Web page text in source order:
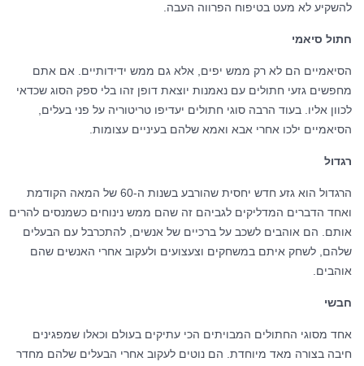
להשקיע לא מעט בטיפוח הפרווה העבה.
חתול סיאמי
הסיאמיים הם לא רק ממש יפים, אלא גם ממש ידידותיים. אם אתם
מחפשים גזעי חתולים עם נאמנות יוצאת דופן זהו בלי ספק הסוג שכדאי
לכוון אליו. בעוד הרבה סוגי חתולים יעדיפו טריטוריה על פני בעלים,
הסיאמיים ילכו אחרי אבא ואמא שלהם בעיניים עצומות.
רגדול
הרגדול הוא גזע חדש יחסית שהורבע בשנות ה-60 של המאה הקודמת
ואחד הדברים המדליקים לגביהם זה שהם ממש נינוחים כשמנסים להרים
אותם. הם אוהבים לשכב על ברכיים של אנשים, להתכרבל עם הבעלים
שלהם, לשחק איתם במשחקים וצעצועים ולעקוב אחרי האנשים שהם
אוהבים.
חבשי
אחד מסוגי החתולים המבויתים הכי עתיקים בעולם וכאלו שמפגינים
חיבה בצורה מאד מיוחדת. הם נוטים לעקוב אחרי הבעלים שלהם מחדר